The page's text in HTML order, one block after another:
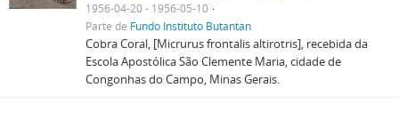
1956-04-20 - 1956-05-10
Parte de Fundo Instituto Butantan
Cobra Coral, [Micrurus frontalis altirotris], recebida da
Escola Apostólica São Clemente Maria, cidade de
Congonhas do Campo, Minas Gerais.